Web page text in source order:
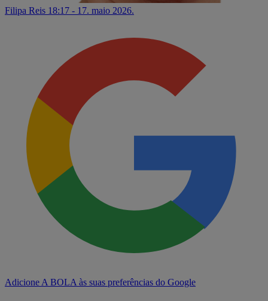
Filipa Reis 18:17 - 17. maio 2026.
Adicione A BOLA às suas preferências do Google